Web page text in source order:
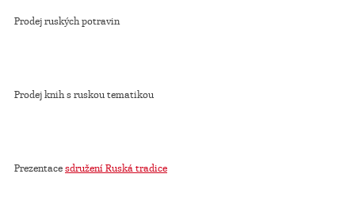
Prodej ruských potravin
Prodej knih s ruskou tematikou
Prezentacesdružení Ruská tradice